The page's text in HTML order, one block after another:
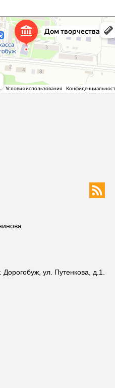
Дорогобуж, ул. Путенкова, д.1.